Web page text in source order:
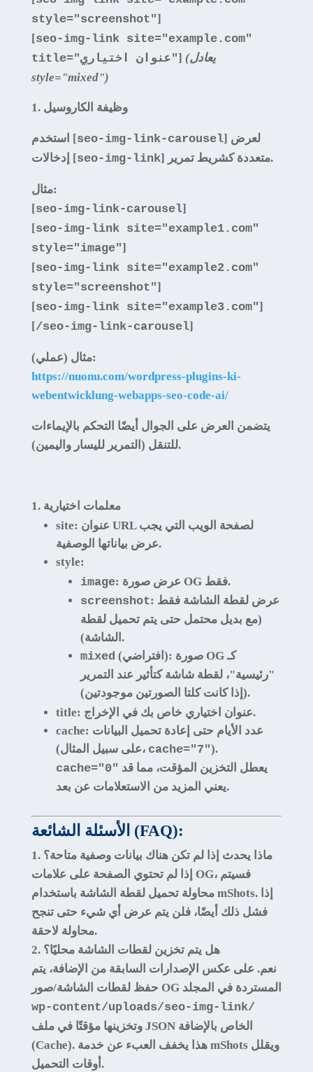
style="screenshot"]
[seo-img-link site="example.com"
title="عنوان اختياري"] (يعادل
style="mixed")
وظيفة الكاروسيل
استخدم [seo-img-link-carousel] لعرض
إدخالات [seo-img-link ] متعددة كشريط تمرير.
مثال:
[seo-img-link-carousel]
[seo-img-link site="example1.com"
style="image"]
[seo-img-link site="example2.com"
style="screenshot"]
[seo-img-link site="example3.com"]
[/seo-img-link-carousel]
مثال (عملي):
https://nuonu.com/wordpress-plugins-ki-
webentwicklung-webapps-seo-code-ai/
يتضمن العرض على الجوال أيضًا التحكم بالإيماءات
للتنقل (التمرير لليسار واليمين).
معلمات اختيارية
site: عنوان URL لصفحة الويب التي يجب
عرض بياناتها الوصفية.
style:
image
: عرض صورة OG فقط.
screenshot: عرض لقطة الشاشة فقط
(مع بديل محتمل حتى يتم تحميل لقطة
الشاشة).
mixed (افتراضي): صورة OG كـ
"رئيسية"، لقطة شاشة كتأثير عند التمرير
(إذا كانت كلتا الصورتين موجودتين).
title
: عنوان اختياري خاص بك في الإخراج.
cache: عدد الأيام حتى إعادة تحميل البيانات
(على سبيل المثال، cache="7").
cache="0"
يعني المزيد من الاستعلامات عن بعد.
الأسئلة الشائعة (FAQ):
1. ماذا يحدث إذا لم تكن هناك بيانات وصفية متاحة؟
إذا لم تحتوي الصفحة على علامات OG، فسيتم
محاولة تحميل لقطة الشاشة باستخدام mShots. إذا
فشل ذلك أيضًا، فلن يتم عرض أي شيء حتى تنجح
محاولة لاحقة.
2. هل يتم تخزين لقطات الشاشة محليًا؟
نعم. على عكس الإصدارات السابقة من الإضافة، يتم
حفظ لقطات الشاشة/صور OG المستردة في المجلد
wp-content/uploads/seo-img-link/
وتخزينها مؤقتًا في ملف JSON الخاص بالإضافة
(Cache). هذا يخفف العبء عن خدمة mShots ويقلل
أوقات التحميل.